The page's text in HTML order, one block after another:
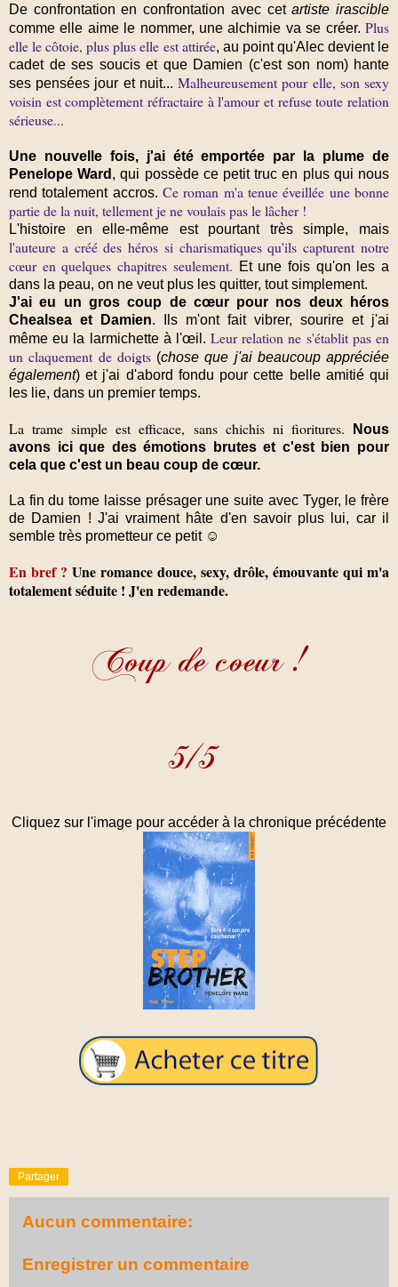
De confrontation en confrontation avec cetartiste irascible
comme elle aime le nommer, une alchimie va se créer. Plus
elle le côtoie, plus plus elle est attirée, au point qu'Alec devient le
cadet de ses soucis et que Damien (c'est son nom) hante
ses pensées jour et nuit...Malheureusement pour elle, son sexy
voisin est complètement réfractaire à l'amour et refuse toute relation
sérieuse...
Une nouvelle fois, j'ai été emportée par la plume de
Penelope Ward , qui possède ce petit truc en plus qui nous
rend totalement accros. Ce roman m'a tenue éveillée une bonne
partie de la nuit, tellement je ne voulais pas le lâcher !
L'histoire en elle-même est pourtant très simple, mais
l'auteure a créé des héros si charismatiques qu'ils capturent notre
cœur en quelques chapitres seulement. Et une fois qu'on les a
dans la peau, on ne veut plus les quitter, tout simplement.
J'ai eu un gros coup de cœur pour nos deux héros
Chealsea et Damien. Ils m'ont fait vibrer, sourire et j'ai
même eu la larmichette à l'œil. Leur relation ne s'établit pas en
un claquement de doigts (chose que j'ai beaucoup appréciée
également) et j'ai d'abord fondu pour cette belle amitié qui
les lie, dans un premier temps.
La trame simple est efficace, sans chichis ni fioritures.
Nous
avons ici que des émotions brutes et c'est bien pour
cela que c'est un beau coup de cœur.
La fin du tome laisse présager une suite avec Tyger, le frère
de Damien ! J'ai vraiment hâte d'en savoir plus lui, car il
semble très prometteur ce petit ☺
En bref ? Une romance douce, sexy, drôle, émouvante qui m'a
totalement séduite ! J'en redemande.
Cliquez sur l'image pour accéder à la chronique précédente
Partager
Aucun commentaire:
Enregistrer un commentaire